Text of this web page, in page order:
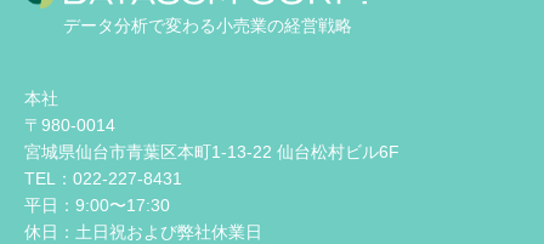
データ分析で変わる小売業の経営戦略
本社
〒980-0014
宮城県仙台市青葉区本町1-13-22 仙台松村ビル6F
TEL：022-227-8431
平日：9:00〜17:30
休日：土日祝および弊社休業日